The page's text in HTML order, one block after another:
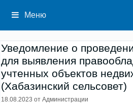
содержимому
Меню
Уведомление о
для выявления
учтенных объектов
(Хабазинский сельсовет)
18.08.2023 от Администрации